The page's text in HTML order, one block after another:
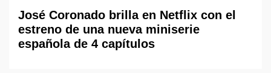
José Coronado brilla en Netflix con el
estreno de una nueva miniserie
española de 4 capítulos